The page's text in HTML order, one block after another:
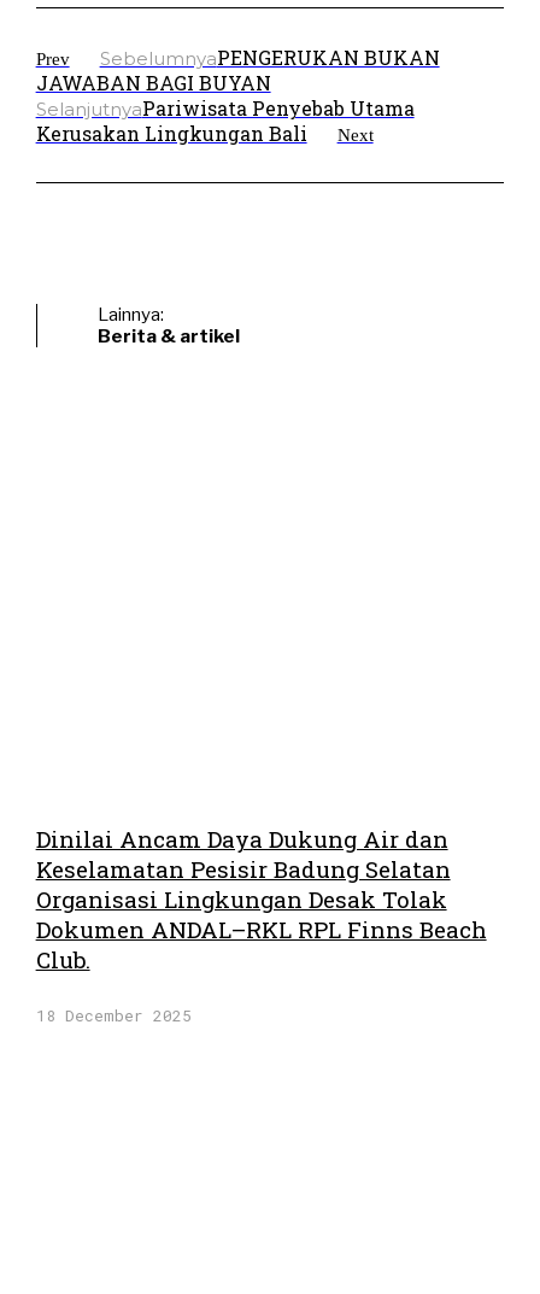
Prev SebelumnyaPENGERUKAN BUKAN
JAWABAN BAGI BUYAN
SelanjutnyaPariwisata Penyebab Utama
Kerusakan Lingkungan Bali
Next
Lainnya:
Berita & artikel
Dinilai Ancam Daya Dukung Air dan
Keselamatan Pesisir Badung Selatan
Organisasi Lingkungan Desak Tolak
Dokumen ANDAL–RKL RPL Finns Beach
Club.
18 December 2025